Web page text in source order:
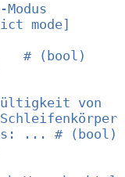
mode]
# (bool)
von
... # (bool)